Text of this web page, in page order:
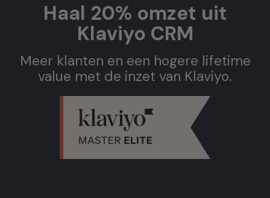
Haal 20% omzet uit
Klaviyo CRM
Meer klanten en een hogere lifetime
value met de inzet van Klaviyo.